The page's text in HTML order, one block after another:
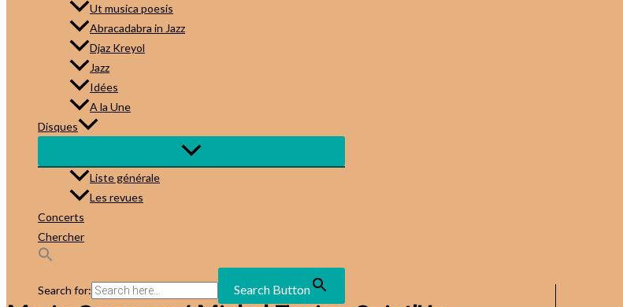
Ut musica poesis
Abracadabra in Jazz
Djaz Kreyol
Jazz
Idées
A la Une
Disques
Liste générale
Les revues
Concerts
Chercher
Search for: Search Button